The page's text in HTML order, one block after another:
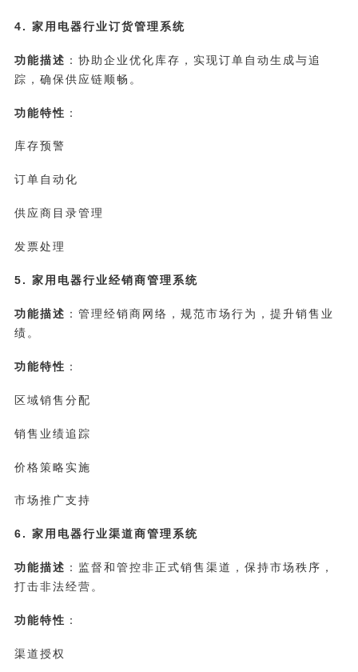
4. 家用电器行业订货管理系统
功能描述 ：协助企业优化库存，实现订单自动生成与追
踪，确保供应链顺畅。
功能特性 ：
库存预警
订单自动化
供应商目录管理
发票处理
5. 家用电器行业经销商管理系统
功能描述 ：管理经销商网络，规范市场行为，提升销售业
绩。
功能特性 ：
区域销售分配
销售业绩追踪
价格策略实施
市场推广支持
6. 家用电器行业渠道商管理系统
功能描述 ：监督和管控非正式销售渠道，保持市场秩序，
打击非法经营。
功能特性 ：
渠道授权